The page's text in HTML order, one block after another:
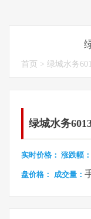
首页 > 绿城水务
绿城水务
实时价格： 涨跌幅：
盘价格： 成交量：